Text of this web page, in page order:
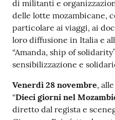
di militanti e
delle lotte mozambicane,
particolare ai viaggi, ai
loro diffusione in Italia e
“Amanda, ship of
sensibilizzazione e
Venerdì 28 novembre, alle
“Dieci giorni nel
diretto dal regista e